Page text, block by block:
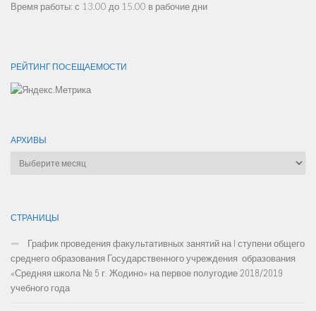
Время работы: с 13.00 до 15.00 в рабочие дни
РЕЙТИНГ ПОCЕЩАЕМОСТИ
АРХИВЫ
Архивы
СТРАНИЦЫ
График проведения факультативных занятий на I ступени общего
среднего образования Государственного учреждения образования
«Средняя школа № 5 г. Жодино» на первое полугодие 2018/2019
учебного года